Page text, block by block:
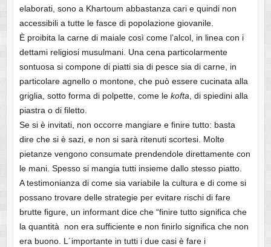
elaborati, sono a Khartoum abbastanza cari e quindi non
accessibili a tutte le fasce di popolazione giovanile.
È proibita la carne di maiale così come l’alcol, in linea con i
dettami religiosi musulmani. Una cena particolarmente
sontuosa si compone di piatti sia di pesce sia di carne, in
particolare agnello o montone, che può essere cucinata alla
griglia, sotto forma di polpette, come le kofta , di spiedini alla
piastra o di filetto.
Se si è invitati, non occorre mangiare e finire tutto: basta
dire che si è sazi, e non si sarà ritenuti scortesi. Molte
pietanze vengono consumate prendendole direttamente con
le mani. Spesso si mangia tutti insieme dallo stesso piatto.
A testimonianza di come sia variabile la cultura e di come si
possano trovare delle strategie per evitare rischi di fare
brutte figure, un informant dice che “finire tutto significa che
la quantità non era sufficiente e non finirlo significa che non
era buono. L´importante in tutti i due casi è fare i